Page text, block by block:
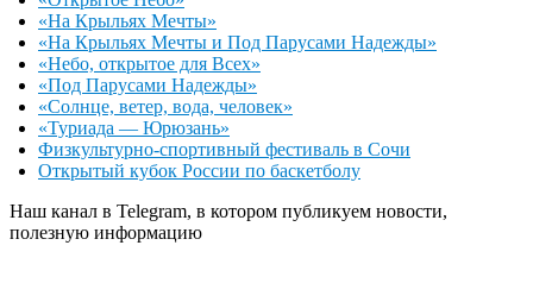
«На Крыльях Мечты»
«На Крыльях Мечты и Под Парусами Надежды»
«Небо, открытое для Всех»
«Под Парусами Надежды»
«Солнце, ветер, вода, человек»
«Туриада — Юрюзань»
Физкультурно-спортивный фестиваль в Сочи
Открытый кубок России по баскетболу
Наш канал в Telegram, в котором публикуем новости,
полезную информацию